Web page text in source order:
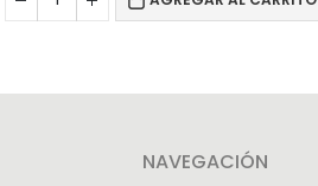
NAVEGACIÓN